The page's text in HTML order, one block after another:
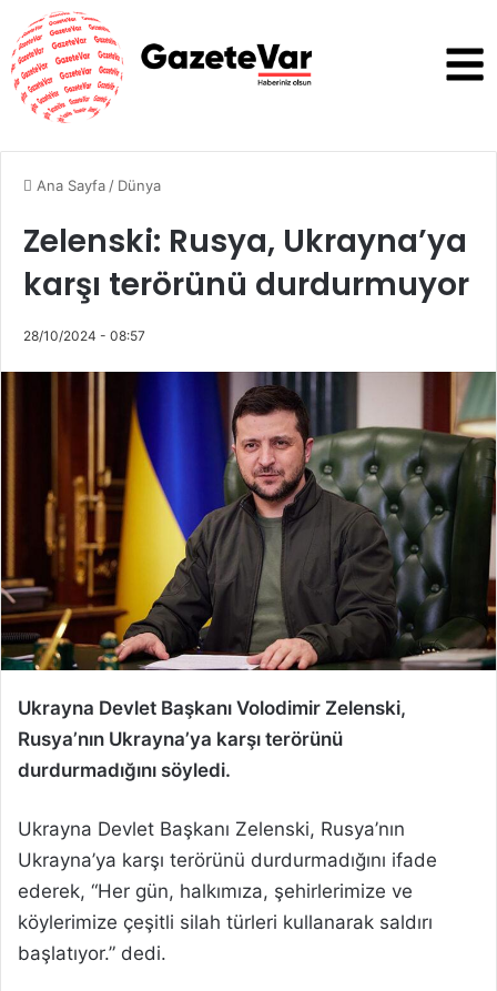
Ana Sayfa / Dünya
Zelenski: Rusya, Ukrayna’ya
karşı terörünü durdurmuyor
28/10/2024 - 08:57
Ukrayna Devlet Başkanı Volodimir Zelenski,
Rusya’nın Ukrayna’ya karşı terörünü
durdurmadığını söyledi.
Ukrayna Devlet Başkanı Zelenski, Rusya’nın
Ukrayna’ya karşı terörünü durdurmadığını ifade
ederek, “Her gün, halkımıza, şehirlerimize ve
köylerimize çeşitli silah türleri kullanarak saldırı
başlatıyor.” dedi.